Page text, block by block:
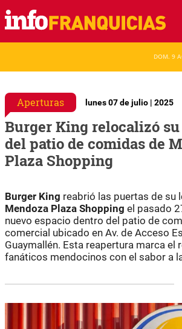
DOM. 9
Aperturas lunes 07 de julio | 2025
Burger King relocalizó
del patio de comidas de
Plaza Shopping
Burger King reabrió las puertas de su
Mendoza Plaza Shopping el pasado
nuevo espacio dentro del patio de
comercial ubicado en Av. de Acceso
Guaymallén. Esta reapertura marca el
fanáticos mendocinos con el sabor a